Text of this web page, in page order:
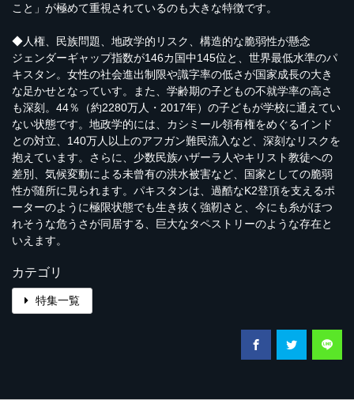
こと」が極めて重視されているのも大きな特徴です。
◆人権、民族問題、地政学的リスク、構造的な脆弱性が懸念
ジェンダーギャップ指数が146カ国中145位と、世界最低水準のパ
キスタン。女性の社会進出制限や識字率の低さが国家成長の大き
な足かせとなっていす。また、学齢期の子どもの不就学率の高さ
も深刻。44％（約2280万人・2017年）の子どもが学校に通えてい
ない状態です。地政学的には、カシミール領有権をめぐるインド
との対立、140万人以上のアフガン難民流入など、深刻なリスクを
抱えています。さらに、少数民族ハザーラ人やキリスト教徒への
差別、気候変動による未曾有の洪水被害など、国家としての脆弱
性が随所に見られます。パキスタンは、過酷なK2登頂を支えるポ
ーターのように極限状態でも生き抜く強靭さと、今にも糸がほつ
れそうな危うさが同居する、巨大なタペストリーのような存在と
いえます。
カテゴリ
特集一覧